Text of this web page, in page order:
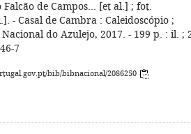
de Campos... [et al.] ; fot.
- Casal de Cambra : Caleidoscópio ;
do Azulejo, 2017. - 199 p. : il. ;
7
bib/bibnacional/2086250